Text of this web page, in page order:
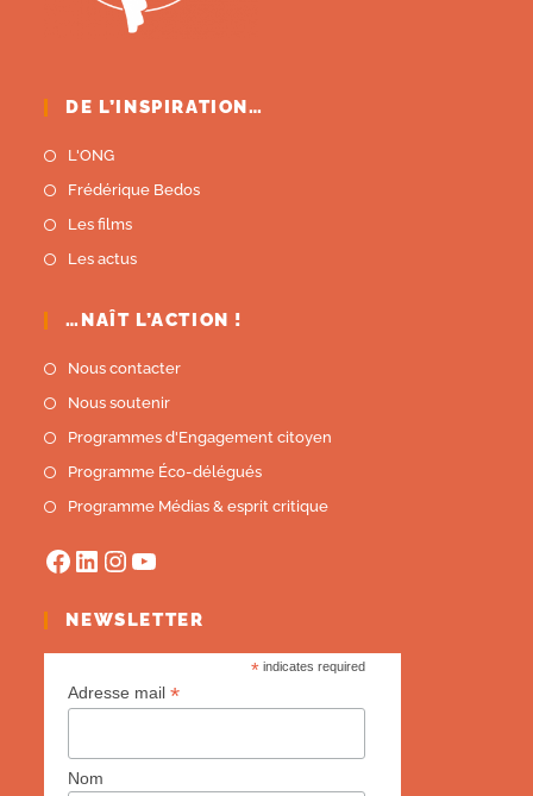
DE L’INSPIRATION…
L'ONG
Frédérique Bedos
Les films
Les actus
…NAÎT L’ACTION !
Nous contacter
Nous soutenir
Programmes d'Engagement citoyen
Programme Éco-délégués
Programme Médias & esprit critique
NEWSLETTER
* indicates required
Adresse mail*
Nom